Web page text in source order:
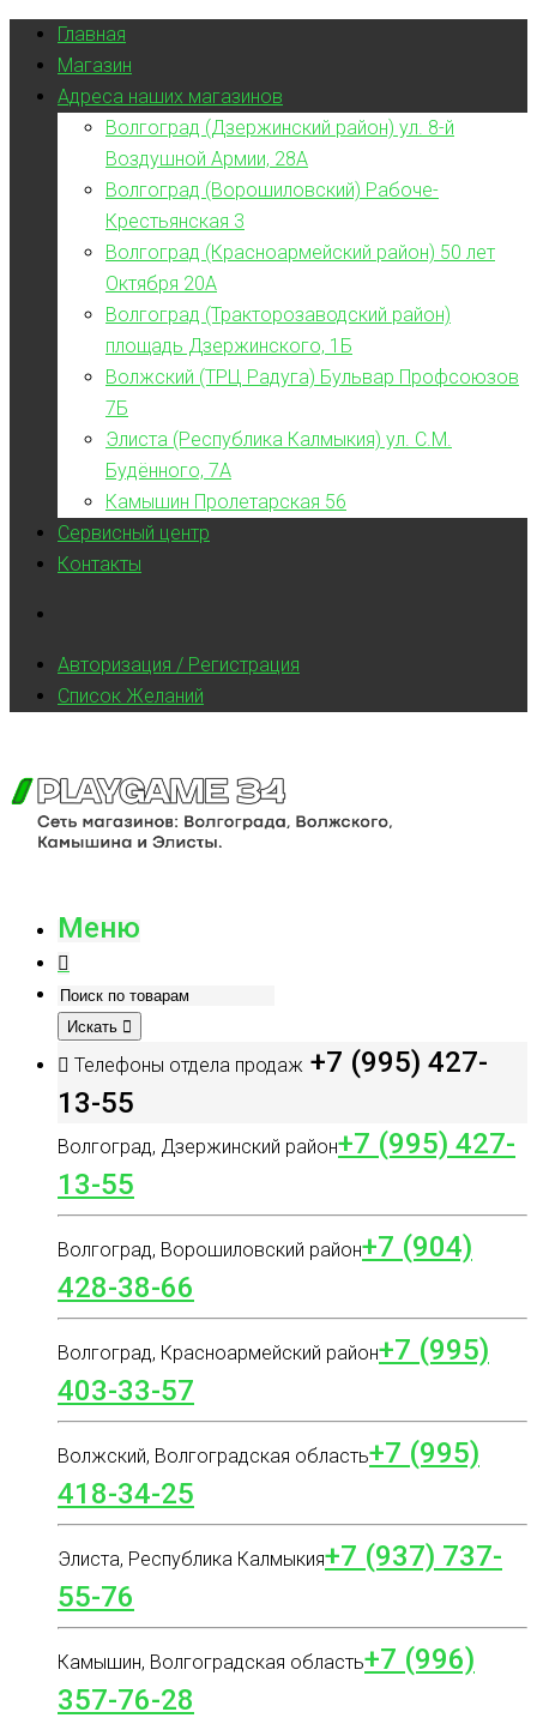
Главная
Магазин
Адреса наших магазинов
Волгоград (Дзержинский район) ул. 8-й
Воздушной Армии, 28А
Волгоград (Ворошиловский) Рабоче-
Крестьянская 3
Волгоград (Красноармейский район) 50 лет
Октября 20А
Волгоград (Тракторозаводский район)
площадь Дзержинского, 1Б
Волжский (ТРЦ Радуга) Бульвар Профсоюзов
7Б
Элиста (Республика Калмыкия) ул. С.М.
Будённого, 7А
Камышин Пролетарская 56
Сервисный центр
Контакты
Авторизация / Регистрация
Список Желаний
Меню
Искать
Телефоны отдела продаж +7 (995) 427-
13-55
Волгоград, Дзержинский район+7 (995) 427-
13-55
Волгоград, Ворошиловский район+7 (904)
428-38-66
Волгоград, Красноармейский район+7 (995)
403-33-57
Волжский, Волгоградская область+7 (995)
418-34-25
Элиста, Республика Калмыкия+7 (937) 737-
55-76
Камышин, Волгоградская область+7 (996)
357-76-28